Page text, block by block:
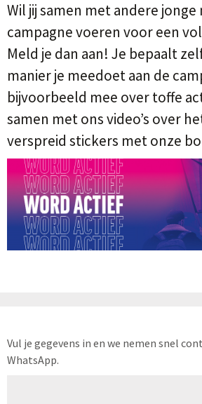
Wil jij samen met andere jonge
campagne voeren voor een
Meld je dan aan! Je bepaalt
manier je meedoet aan de
bijvoorbeeld mee over toffe
samen met ons video’s over
verspreid stickers met onze
Vul je gegevens in en we nemen snel
WhatsApp.